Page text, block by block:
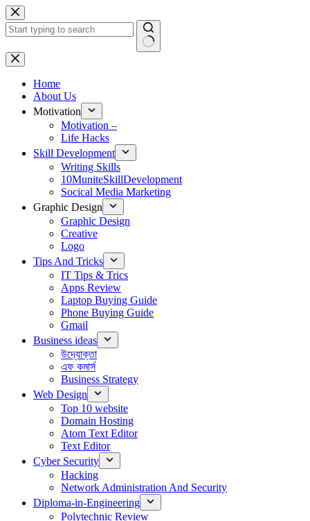
Skip
to
content
No
results
Home
About Us
Motivation
Motivation –
Life Hacks
Skill Development
Writing Skills
10MuniteSkillDevelopment
Socical Media Marketing
Graphic Design
Graphic Design
Creative
Logo
Tips And Tricks
IT Tips & Trics
Apps Review
Laptop Buying Guide
Phone Buying Guide
Gmail
Business ideas
উদ্যোক্তা
এফ কমার্স
Business Strategy
Web Design
Top 10 website
Domain Hosting
Atom Text Editor
Text Editor
Cyber Security
Hacking
Network Administration And Security
Diploma-in-Engineering
Polytechnic Review